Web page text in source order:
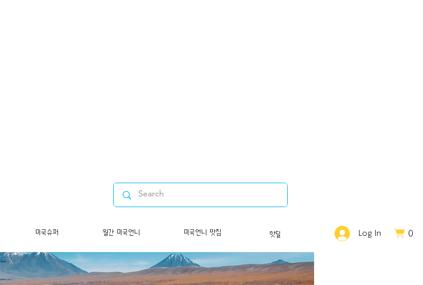
미국슈퍼 월간 미국언니 미국언니 맛집 핫딜 Log In 0